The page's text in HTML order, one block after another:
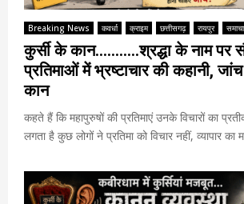
Breaking News कवर्धा क्राइम छत्तीसगढ़ रायपुर
कुर्सी के कान………..श्रद्धा के नाम पर
प्रतिमाओं में भ्रष्टाचार की कहानी,
कान
कहते हैं कि महापुरुषों की प्रतिमाएं उनके विचारों का
लगता है कुछ लोगों ने प्रतिमा को विचार नहीं, व्यापार का